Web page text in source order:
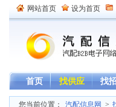
网站首页 设为首页
首页 找供应 找
您当前位置： 汽配信息网 >